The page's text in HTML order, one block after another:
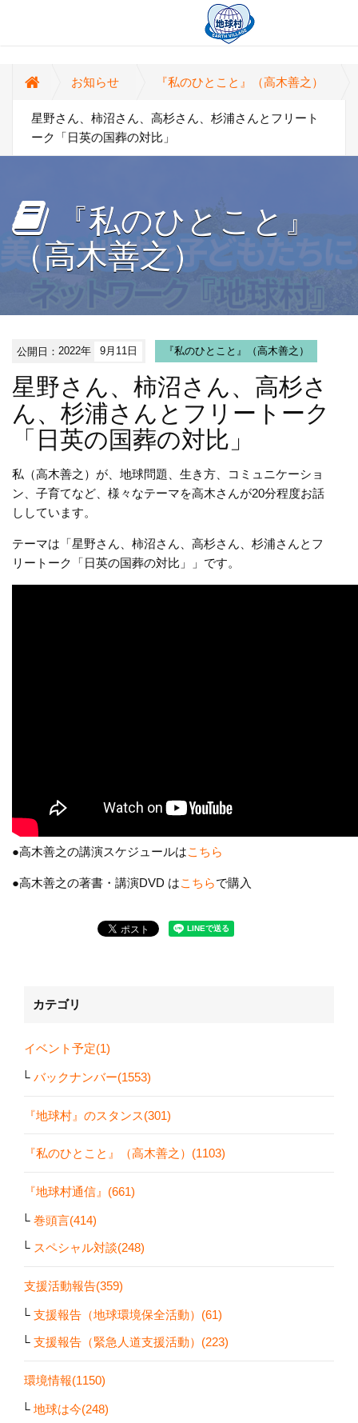
お知らせ 『私のひとこと』（高木善之）
星野さん、柿沼さん、高杉さん、杉浦さんとフリート
ーク「日英の国葬の対比」
『私のひとこと』
（高木善之）
公開日：2022年 9月11日 『私のひとこと』（高木善之）
星野さん、柿沼さん、高杉さ
ん、杉浦さんとフリートーク
「日英の国葬の対比」
私（高木善之）が、地球問題、生き方、コミュニケーショ
ン、子育てなど、様々なテーマを高木さんが20分程度お話
ししています。
テーマは「星野さん、柿沼さん、高杉さん、杉浦さんとフ
リートーク「日英の国葬の対比」」です。
●高木善之の講演スケジュールはこちら
●高木善之の著書・講演DVD はこちらで購入
カテゴリ
イベント予定(1)
バックナンバー(1553)
『地球村』のスタンス(301)
『私のひとこと』（高木善之）(1103)
『地球村通信』(661)
巻頭言(414)
スペシャル対談(248)
支援活動報告(359)
支援報告（地球環境保全活動）(61)
支援報告（緊急人道支援活動）(223)
環境情報(1150)
地球は今(248)